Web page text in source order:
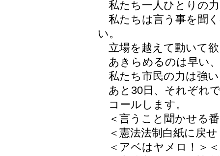
私たち一人ひとりの
私たちは言う事を聞
い。
立場を越えて動いて
あきらめるのは早い
私たち市民の力は強
あと30日、それぞれ
コールします。
＜言うこと聞かせる
＜憲法法制白紙に戻せ
＜アベはヤメロ！＞